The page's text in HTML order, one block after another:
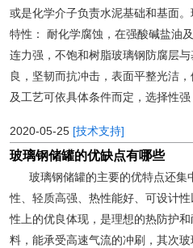
或是化学介子负责水泥基础和基面
特性： 耐化学腐蚀，在强酸碱盐油
连力强，不饱和树脂玻璃钢防腐层
良，坚韧而抗冲击，表面平整光洁
及工艺可依具体条件而定，选择性强
2020-05-25 [技术支持]
玻璃钢储罐的优缺点有哪些
玻璃钢储罐的主要的优特点还集
性、轻质高强、热性能好、可设计
性上的优良体现，是理想的热防护
料，能承受高速气流的冲刷，其次